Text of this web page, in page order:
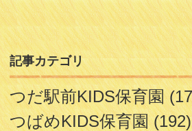
記事カテゴリ
つだ駅前KIDS保育園
つばめKIDS保育園(192)